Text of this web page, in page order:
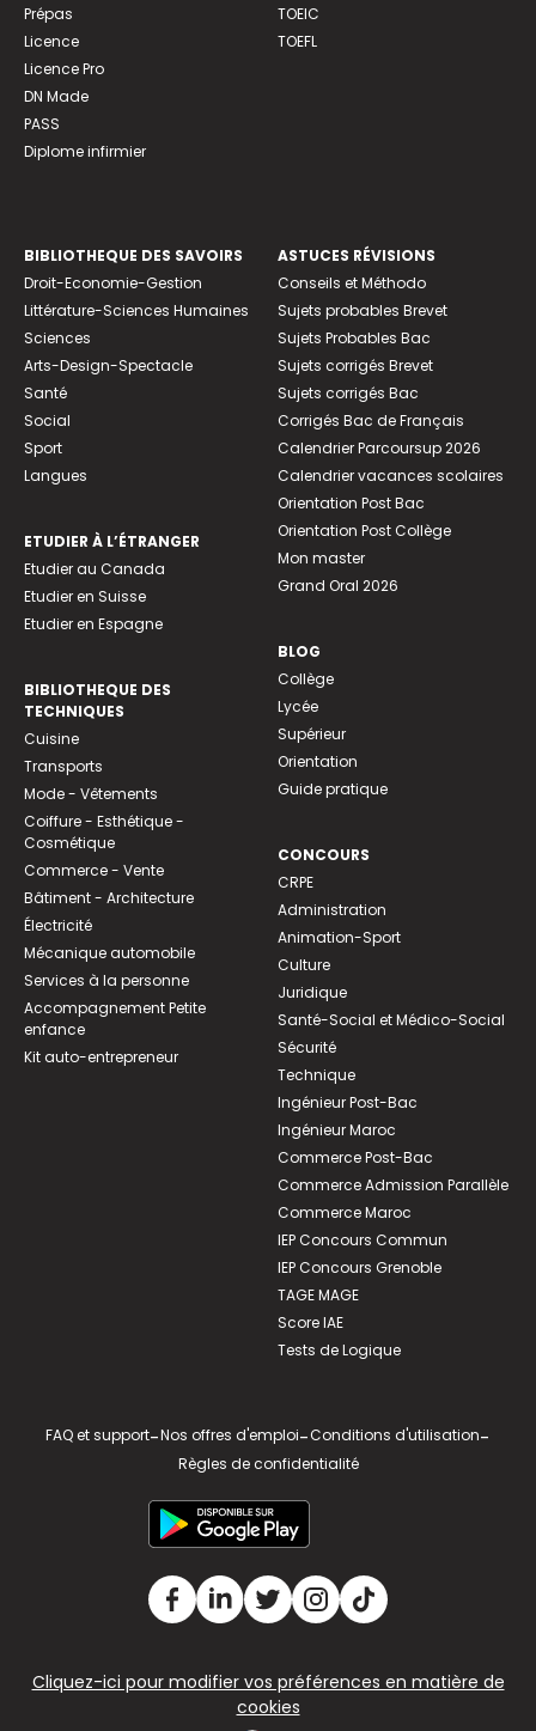
Prépas
Licence
Licence Pro
DN Made
PASS
Diplome infirmier
TOEIC
TOEFL
BIBLIOTHEQUE DES SAVOIRS
Droit-Economie-Gestion
Littérature-Sciences Humaines
Sciences
Arts-Design-Spectacle
Santé
Social
Sport
Langues
ETUDIER À L’ÉTRANGER
Etudier au Canada
Etudier en Suisse
Etudier en Espagne
BIBLIOTHEQUE DES
TECHNIQUES
Cuisine
Transports
Mode - Vêtements
Coiffure - Esthétique -
Cosmétique
Commerce - Vente
Bâtiment - Architecture
Électricité
Mécanique automobile
Services à la personne
Accompagnement Petite
enfance
Kit auto-entrepreneur
ASTUCES RÉVISIONS
Conseils et Méthodo
Sujets probables Brevet
Sujets Probables Bac
Sujets corrigés Brevet
Sujets corrigés Bac
Corrigés Bac de Français
Calendrier Parcoursup 2026
Calendrier vacances scolaires
Orientation Post Bac
Orientation Post Collège
Mon master
Grand Oral 2026
BLOG
Collège
Lycée
Supérieur
Orientation
Guide pratique
CONCOURS
CRPE
Administration
Animation-Sport
Culture
Juridique
Santé-Social et Médico-Social
Sécurité
Technique
Ingénieur Post-Bac
Ingénieur Maroc
Commerce Post-Bac
Commerce Admission Parallèle
Commerce Maroc
IEP Concours Commun
IEP Concours Grenoble
TAGE MAGE
Score IAE
Tests de Logique
FAQ et support-Nos offres d'emploi-Conditions d'utilisation-
Règles de confidentialité
Cliquez-ici pour modifier vos préférences en matière de
cookies